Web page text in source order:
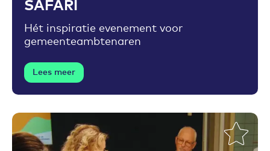
Hét inspiratie evenement voor
gemeenteambtenaren
Lees meer